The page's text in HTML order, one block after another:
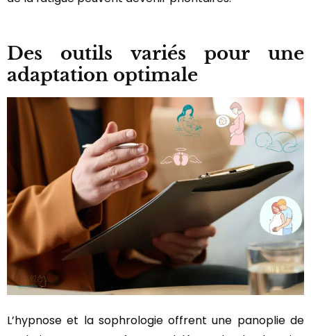
Des outils variés pour une
adaptation optimale
L’hypnose et la sophrologie offrent une panoplie de